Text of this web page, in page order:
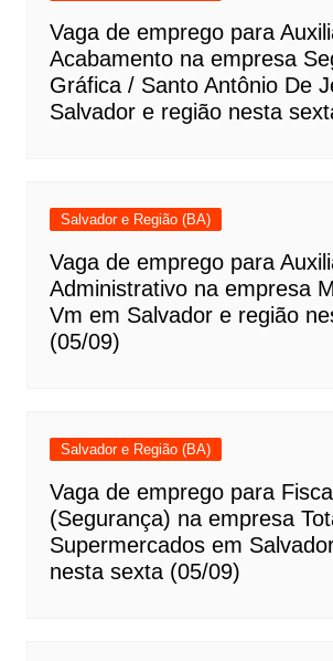
Vaga de emprego para
Acabamento na empresa
Gráfica / Santo Antônio De
Salvador e região nesta
Salvador e Região (BA)
Vaga de emprego para
Administrativo na empresa
Vm em Salvador e região
(05/09)
Salvador e Região (BA)
Vaga de emprego para
(Segurança) na empresa
Supermercados em
nesta sexta (05/09)